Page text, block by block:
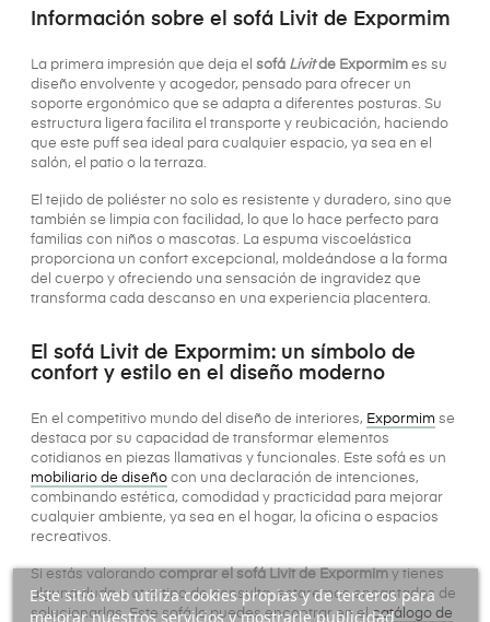
Información sobre el sofá Livit de Expormim
La primera impresión que deja el sofá Livitde Expormim es su
diseño envolvente y acogedor, pensado para ofrecer un
soporte ergonómico que se adapta a diferentes posturas. Su
estructura ligera facilita el transporte y reubicación, haciendo
que este puff sea ideal para cualquier espacio, ya sea en el
salón, el patio o la terraza.
El tejido de poliéster no solo es resistente y duradero, sino que
también se limpia con facilidad, lo que lo hace perfecto para
familias con niños o mascotas. La espuma viscoelástica
proporciona un confort excepcional, moldeándose a la forma
del cuerpo y ofreciendo una sensación de ingravidez que
transforma cada descanso en una experiencia placentera.
El sofá Livit de Expormim: un símbolo de
confort y estilo en el diseño moderno
En el competitivo mundo del diseño de interiores, Expormim se
destaca por su capacidad de transformar elementos
cotidianos en piezas llamativas y funcionales. Este sofá es un
mobiliario de diseño con una declaración de intenciones,
combinando estética, comodidad y practicidad para mejorar
cualquier ambiente, ya sea en el hogar, la oficina o espacios
recreativos.
Si estás valorando comprar el sofá Livit de Expormim y tienes
alguna duda u otro tipo de consulta, estaremos encantados de
solucionarlas. Este sofá lo puedes encontrar en elcatálogo de
Este sitio web utiliza cookies propias y de terceros para
mejorar nuestros servicios y mostrarle publicidad